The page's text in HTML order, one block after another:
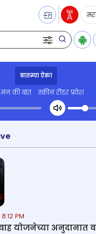
बातम्या ऐका
मन की बात स्क्रीन रीडर प्रवेश
Transcript summary
PM
योजनेच्या अनुदानात